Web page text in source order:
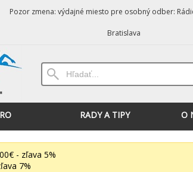
Pozor zmena: výdajné miesto pre osobný odber:
Bratislava
RADY A TIPY O
- zľava 5%
7%